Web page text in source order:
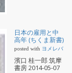
日本の雇用と中
高年 (ちくま新書)
posted with ヨメレバ
濱口 桂一郎 筑摩
書房 2014-05-07